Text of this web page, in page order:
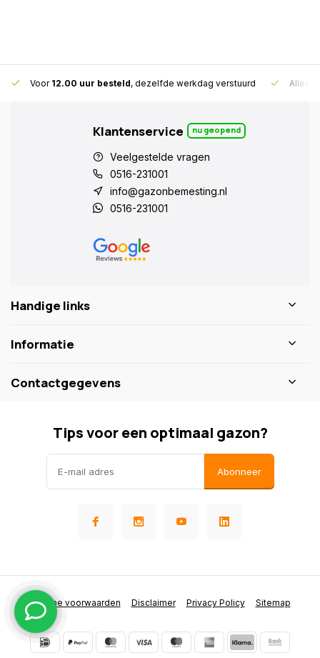
Voor 12.00 uur besteld, dezelfde werkdag verstuurd Alleen
Klantenservice nu geopend
Veelgestelde vragen
0516-231001
info@gazonbemesting.nl
0516-231001
Handige links
Informatie
Contactgegevens
Tips voor een optimaal gazon?
Abonneer
Algemene voorwaarden Disclaimer Privacy Policy Sitemap